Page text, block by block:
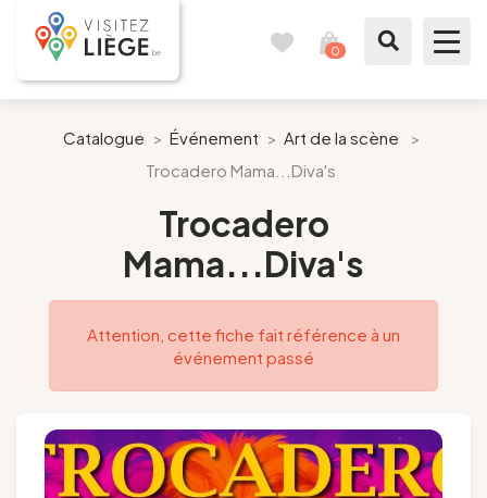
0
Comme un Liégeois
Préparer mon séjour
Nos suggestions
Presse
Catalogue > Événement > Art de la scène
>
Trocadero Mama...Diva's
Trocadero
Mama...Diva's
Attention, cette fiche fait référence à un
événement passé